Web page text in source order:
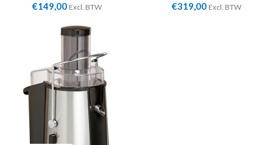
€149,00 Excl. BTW €319,00 Excl. BTW